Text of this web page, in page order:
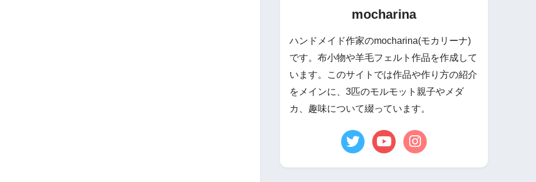
mocharina
ハンドメイド作家のmocharina(モカリーナ)
です。布小物や羊毛フェルト作品を作成して
います。このサイトでは作品や作り方の紹介
をメインに、3匹のモルモット親子やメダ
カ、趣味について綴っています。